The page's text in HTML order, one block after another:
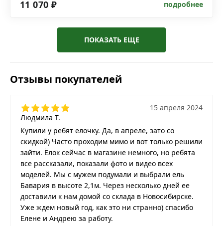
11 070 ₽ подробнее
ПОКАЗАТЬ ЕЩЕ
Отзывы покупателей
Людмила Т.
15 апреля 2024
Купили у ребят елочку. Да, в апреле, зато со
скидкой) Часто проходим мимо и вот только решили
зайти. Ёлок сейчас в магазине немного, но ребята
все рассказали, показали фото и видео всех
моделей. Мы с мужем подумали и выбрали ель
Бавария в высоте 2,1м. Через несколько дней ее
доставили к нам домой со склада в Новосибирске.
Уже ждем новый год, как это ни странно) спасибо
Елене и Андрею за работу.